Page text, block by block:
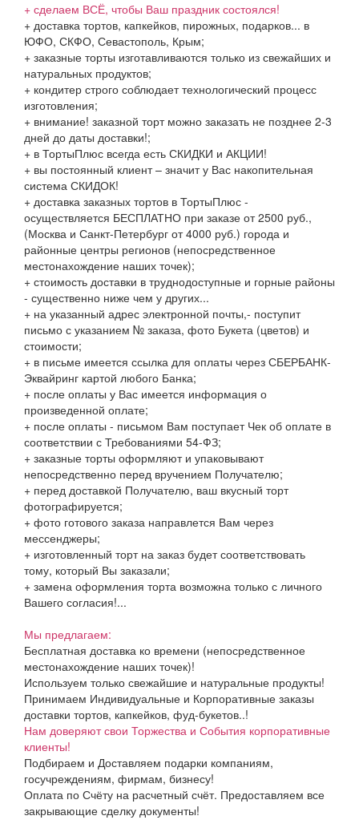
+ сделаем ВСЁ, чтобы Ваш праздник состоялся!
+ доставка тортов, капкейков, пирожных, подарков... в
ЮФО, СКФО, Севастополь, Крым;
+ заказные торты изготавливаются только из свежайших и
натуральных продуктов;
+ кондитер строго соблюдает технологический процесс
изготовления;
+ внимание! заказной торт можно заказать не позднее 2-3
дней до даты доставки!;
+ в ТортыПлюс всегда есть СКИДКИ и АКЦИИ!
+ вы постоянный клиент – значит у Вас накопительная
система СКИДОК!
+ доставка заказных тортов в ТортыПлюс -
осуществляется БЕСПЛАТНО при заказе от 2500 руб.,
(Москва и Санкт-Петербург от 4000 руб.) города и
районные центры регионов (непосредственное
местонахождение наших точек);
+ стоимость доставки в труднодоступные и горные районы
- существенно ниже чем у других...
+ на указанный адрес электронной почты,- поступит
письмо с указанием № заказа, фото Букета (цветов) и
стоимости;
+ в письме имеется ссылка для оплаты через СБЕРБАНК-
Эквайринг картой любого Банка;
+ после оплаты у Вас имеется информация о
произведенной оплате;
+ после оплаты - письмом Вам поступает Чек об оплате в
соответствии с Требованиями 54-ФЗ;
+ заказные торты оформляют и упаковывают
непосредственно перед вручением Получателю;
+ перед доставкой Получателю, ваш вкусный торт
фотографируется;
+ фото готового заказа направлется Вам через
мессенджеры;
+ изготовленный торт на заказ будет соответствовать
тому, который Вы заказали;
+ замена оформления торта возможна только с личного
Вашего согласия!...
Мы предлагаем:
Бесплатная доставка ко времени (непосредственное
местонахождение наших точек)!
Используем только свежайшие и натуральные продукты!
Принимаем Индивидуальные и Корпоративные заказы
доставки тортов, капкейков, фуд-букетов..!
Нам доверяют свои Торжества и События корпоративные
клиенты!
Подбираем и Доставляем подарки компаниям,
госучреждениям, фирмам, бизнесу!
Оплата по Счёту на расчетный счёт. Предоставляем все
закрывающие сделку документы!